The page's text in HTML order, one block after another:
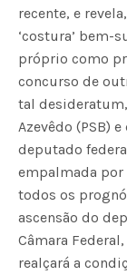
recente, e
‘costura’ bem-
próprio como
concurso de
tal
Azevêdo (PSB)
deputado
empalmada
todos os
ascensão do
Câmara
realçará a